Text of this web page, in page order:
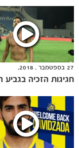
27 בספטמבר , 2018,